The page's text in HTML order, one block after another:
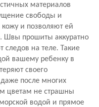
материалов
свободы и
и позволяют ей
Швы прошиты аккуратно
следов на теле. Такие
вашему ребенку в
своего
после многих
цветам не страшны
водой и прямое